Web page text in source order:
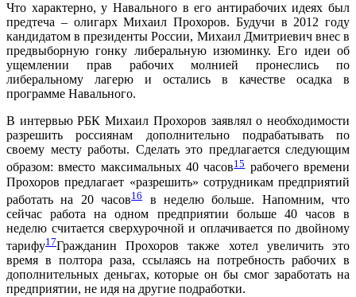
Что характерно, у Навального в его антирабочих идеях был
предтеча – олигарх Михаил Прохоров. Будучи в 2012 году
кандидатом в президенты России, Михаил Дмитриевич внес в
предвыборную гонку либеральную изюминку. Его идеи об
ущемлении прав рабочих молнией пронеслись по
либеральному лагерю и остались в качестве осадка в
программе Навального.
В интервью РБК Михаил Прохоров заявлял о необходимости
разрешить россиянам дополнительно подрабатывать по
своему месту работы. Сделать это предлагается следующим
образом: вместо максимальных 40 часов15рабочего времени
Прохоров предлагает «разрешить» сотрудникам предприятий
работать на 20 часов16в неделю больше. Напомним, что
сейчас работа на одном предприятии больше 40 часов в
неделю считается сверхурочной и оплачивается по двойному
тарифу17Гражданин Прохоров также хотел увеличить это
время в полтора раза, ссылаясь на потребность рабочих в
дополнительных деньгах, которые он бы смог заработать на
предприятии, не идя на другие подработки.